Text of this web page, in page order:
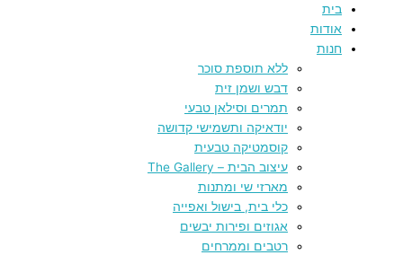
בית
אודות
חנות
ללא תוספת סוכר
דבש ושמן זית
תמרים וסילאן טבעי
יודאיקה ותשמישי קדושה
קוסמטיקה טבעית
עיצוב הבית – The Gallery
מארזי שי ומתנות
כלי בית, בישול ואפייה
אגוזים ופירות יבשים
רטבים וממרחים